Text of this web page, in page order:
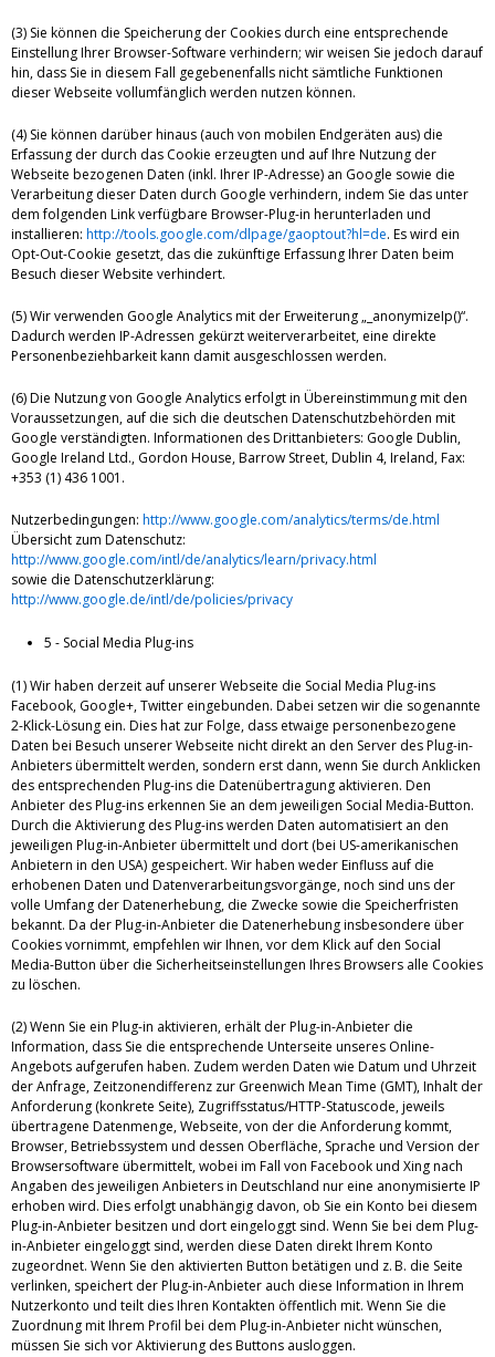
(3) Sie können die Speicherung der Cookies durch eine entsprechende
Einstellung Ihrer Browser-Software verhindern; wir weisen Sie jedoch darauf
hin, dass Sie in diesem Fall gegebenenfalls nicht sämtliche Funktionen
dieser Webseite vollumfänglich werden nutzen können.
(4) Sie können darüber hinaus (auch von mobilen Endgeräten aus) die
Erfassung der durch das Cookie erzeugten und auf Ihre Nutzung der
Webseite bezogenen Daten (inkl. Ihrer IP-Adresse) an Google sowie die
Verarbeitung dieser Daten durch Google verhindern, indem Sie das unter
dem folgenden Link verfügbare Browser-Plug-in herunterladen und
installieren: http://tools.google.com/dlpage/gaoptout?hl=de. Es wird ein
Opt-Out-Cookie gesetzt, das die zukünftige Erfassung Ihrer Daten beim
Besuch dieser Website verhindert.
(5) Wir verwenden Google Analytics mit der Erweiterung „_anonymizeIp()“.
Dadurch werden IP-Adressen gekürzt weiterverarbeitet, eine direkte
Personenbeziehbarkeit kann damit ausgeschlossen werden.
(6) Die Nutzung von Google Analytics erfolgt in Übereinstimmung mit den
Voraussetzungen, auf die sich die deutschen Datenschutzbehörden mit
Google verständigten. Informationen des Drittanbieters: Google Dublin,
Google Ireland Ltd., Gordon House, Barrow Street, Dublin 4, Ireland, Fax:
+353 (1) 436 1001.
Nutzerbedingungen: http://www.google.com/analytics/terms/de.html
Übersicht zum Datenschutz:
http://www.google.com/intl/de/analytics/learn/privacy.html
sowie die Datenschutzerklärung:
http://www.google.de/intl/de/policies/privacy
5 - Social Media Plug-ins
(1) Wir haben derzeit auf unserer Webseite die Social Media Plug-ins
Facebook, Google+, Twitter eingebunden. Dabei setzen wir die sogenannte
2-Klick-Lösung ein. Dies hat zur Folge, dass etwaige personenbezogene
Daten bei Besuch unserer Webseite nicht direkt an den Server des Plug-in-
Anbieters übermittelt werden, sondern erst dann, wenn Sie durch Anklicken
des entsprechenden Plug-ins die Datenübertragung aktivieren. Den
Anbieter des Plug-ins erkennen Sie an dem jeweiligen Social Media-Button.
Durch die Aktivierung des Plug-ins werden Daten automatisiert an den
jeweiligen Plug-in-Anbieter übermittelt und dort (bei US-amerikanischen
Anbietern in den USA) gespeichert. Wir haben weder Einfluss auf die
erhobenen Daten und Datenverarbeitungsvorgänge, noch sind uns der
volle Umfang der Datenerhebung, die Zwecke sowie die Speicherfristen
bekannt. Da der Plug-in-Anbieter die Datenerhebung insbesondere über
Cookies vornimmt, empfehlen wir Ihnen, vor dem Klick auf den Social
Media-Button über die Sicherheitseinstellungen Ihres Browsers alle Cookies
zu löschen.
(2) Wenn Sie ein Plug-in aktivieren, erhält der Plug-in-Anbieter die
Information, dass Sie die entsprechende Unterseite unseres Online-
Angebots aufgerufen haben. Zudem werden Daten wie Datum und Uhrzeit
der Anfrage, Zeitzonendifferenz zur Greenwich Mean Time (GMT), Inhalt der
Anforderung (konkrete Seite), Zugriffsstatus/HTTP-Statuscode, jeweils
übertragene Datenmenge, Webseite, von der die Anforderung kommt,
Browser, Betriebssystem und dessen Oberfläche, Sprache und Version der
Browsersoftware übermittelt, wobei im Fall von Facebook und Xing nach
Angaben des jeweiligen Anbieters in Deutschland nur eine anonymisierte IP
erhoben wird. Dies erfolgt unabhängig davon, ob Sie ein Konto bei diesem
Plug-in-Anbieter besitzen und dort eingeloggt sind. Wenn Sie bei dem Plug-
in-Anbieter eingeloggt sind, werden diese Daten direkt Ihrem Konto
zugeordnet. Wenn Sie den aktivierten Button betätigen und z. B. die Seite
verlinken, speichert der Plug-in-Anbieter auch diese Information in Ihrem
Nutzerkonto und teilt dies Ihren Kontakten öffentlich mit. Wenn Sie die
Zuordnung mit Ihrem Profil bei dem Plug-in-Anbieter nicht wünschen,
müssen Sie sich vor Aktivierung des Buttons ausloggen.